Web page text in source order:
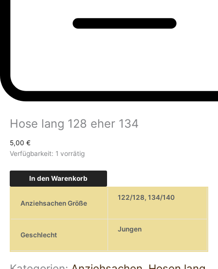
Hose lang 128 eher 134
5,00 €
Verfügbarkeit: 1 vorrätig
In den Warenkorb
Anziehsachen Größe
122/128, 134/140
Geschlecht
Jungen